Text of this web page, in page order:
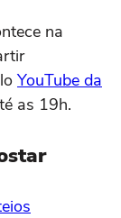
na
YouTube da
as 19h.